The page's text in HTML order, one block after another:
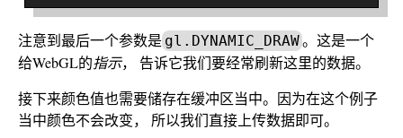
注意到最后一个参数是 gl.DYNAMIC_DRAW。这是一个
给WebGL的指示， 告诉它我们要经常刷新这里的数据。
接下来颜色值也需要储存在缓冲区当中。因为在这个例子
当中颜色不会改变， 所以我们直接上传数据即可。